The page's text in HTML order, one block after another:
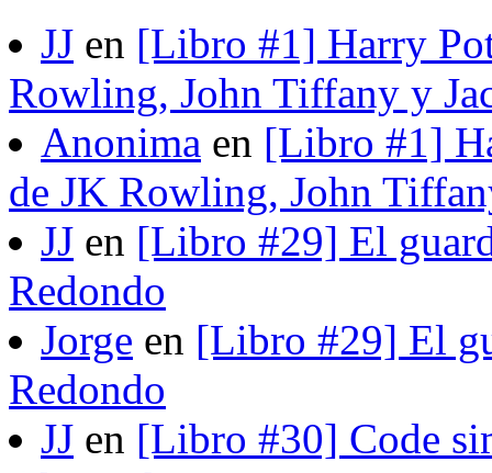
JJ en [Libro #1] Harry
Rowling, John Tiffany y
Anonima en [Libro #1]
de JK Rowling, John
JJ en [Libro #29] El
Redondo
Jorge en [Libro #29] El
Redondo
JJ en [Libro #30] Code